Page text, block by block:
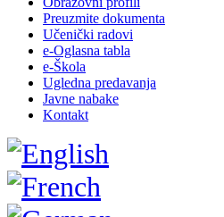
Preuzmite dokumenta
Učenički radovi
e-Oglasna tabla
e-Škola
Ugledna predavanja
Javne nabake
Kontakt